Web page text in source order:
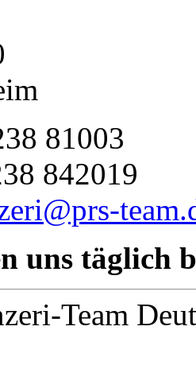
81003
842019
uns täglich
Team